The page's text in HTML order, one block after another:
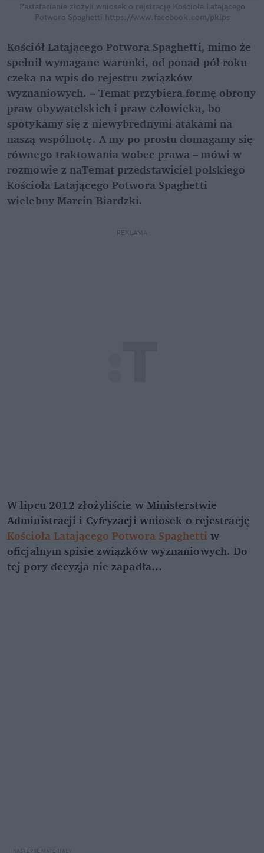
Pastafarianie złożyli wniosek o rejstrację Kościoła Latającego
Potwora Spaghetti https://www.facebook.com/pklps
Kościół Latającego Potwora Spaghetti, mimo że
spełnił wymagane warunki, od ponad pół roku
czeka na wpis do rejestru związków
wyznaniowych. – Temat przybiera formę obrony
praw obywatelskich i praw człowieka, bo
spotykamy się z niewybrednymi atakami na
naszą wspólnotę. A my po prostu domagamy się
równego traktowania wobec prawa – mówi w
rozmowie z naTemat przedstawiciel polskiego
Kościoła Latającego Potwora Spaghetti
wielebny Marcin Biardzki.
REKLAMA
W lipcu 2012 złożyliście w Ministerstwie
Administracji i Cyfryzacji wniosek o rejestrację
Kościoła Latającego Potwora Spaghettiw
oficjalnym spisie związków wyznaniowych. Do
tej pory decyzja nie zapadła…